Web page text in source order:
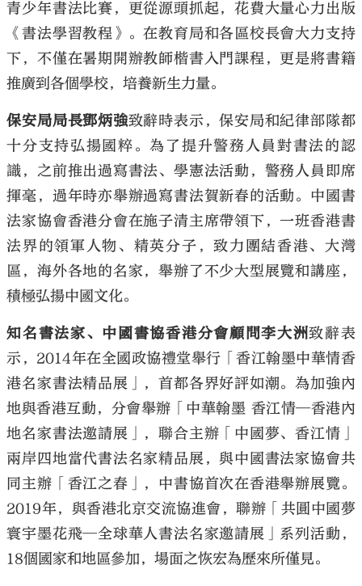
青少年書法比賽，更從源頭抓起，花費大量心力出版
《書法學習教程》。在教育局和各區校長會大力支持
下，不僅在暑期開辦教師楷書入門課程，更是將書籍
推廣到各個學校，培養新生力量。
保安局局長鄧炳強致辭時表示，保安局和紀律部隊都
十分支持弘揚國粹。為了提升警務人員對書法的認
識，之前推出過寫書法、學憲法活動，警務人員即席
揮毫，過年時亦舉辦過寫書法賀新春的活動。中國書
法家協會香港分會在施子清主席帶領下，一班香港書
法界的領軍人物、精英分子，致力團結香港、大灣
區，海外各地的名家，舉辦了不少大型展覽和講座，
積極弘揚中國文化。
知名書法家、中國書協香港分會顧問李大洲致辭表
示，2014年在全國政協禮堂舉行「香江翰墨中華情香
港名家書法精品展」，首都各界好評如潮。為加強內
地與香港互動，分會舉辦「中華翰墨 香江情─香港內
地名家書法邀請展」，聯合主辦「中國夢、香江情」
兩岸四地當代書法名家精品展，與中國書法家協會共
同主辦「香江之春」，中書協首次在香港舉辦展覽。
2019年，與香港北京交流協進會，聯辦「共圓中國夢
寰宇墨花飛─全球華人書法名家邀請展」系列活動，
18個國家和地區參加，場面之恢宏為歷來所僅見。